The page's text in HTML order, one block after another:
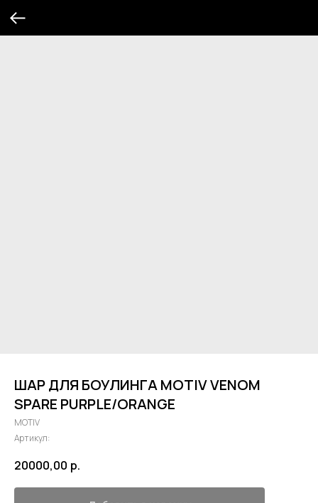
ШАР ДЛЯ БОУЛИНГА MOTIV VENOM
SPARE PURPLE/ORANGE
MOTIV
Артикул:
20000,00 р.